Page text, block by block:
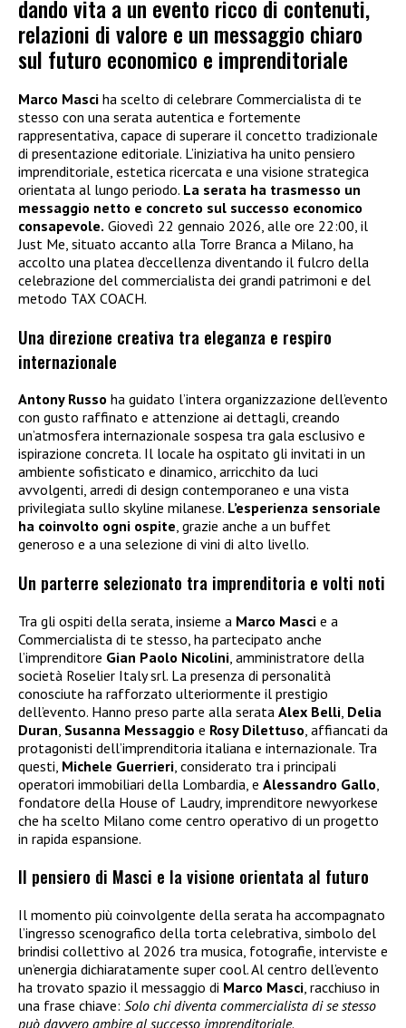
dando vita a un evento ricco di contenuti,
relazioni di valore e un messaggio chiaro
sul futuro economico e imprenditoriale
Marco Masci ha scelto di celebrare Commercialista di te
stesso con una serata autentica e fortemente
rappresentativa, capace di superare il concetto tradizionale
di presentazione editoriale. L’iniziativa ha unito pensiero
imprenditoriale, estetica ricercata e una visione strategica
orientata al lungo periodo. La serata ha trasmesso un
messaggio netto e concreto sul successo economico
consapevole. Giovedì 22 gennaio 2026, alle ore 22:00, il
Just Me, situato accanto alla Torre Branca a Milano, ha
accolto una platea d’eccellenza diventando il fulcro della
celebrazione del commercialista dei grandi patrimoni e del
metodo TAX COACH.
Una direzione creativa tra eleganza e respiro
internazionale
Antony Russo ha guidato l’intera organizzazione dell’evento
con gusto raffinato e attenzione ai dettagli, creando
un’atmosfera internazionale sospesa tra gala esclusivo e
ispirazione concreta. Il locale ha ospitato gli invitati in un
ambiente sofisticato e dinamico, arricchito da luci
avvolgenti, arredi di design contemporaneo e una vista
privilegiata sullo skyline milanese. L’esperienza sensoriale
ha coinvolto ogni ospite, grazie anche a un buffet
generoso e a una selezione di vini di alto livello.
Un parterre selezionato tra imprenditoria e volti noti
Tra gli ospiti della serata, insieme a Marco Masci e a
Commercialista di te stesso, ha partecipato anche
l’imprenditore Gian Paolo Nicolini , amministratore della
società Roselier Italy srl. La presenza di personalità
conosciute ha rafforzato ulteriormente il prestigio
dell’evento. Hanno preso parte alla serata Alex Belli Delia
Duran Susanna Messaggio e Rosy Dilettuso , affiancati da
protagonisti dell’imprenditoria italiana e internazionale. Tra
questi, Michele Guerrieri , considerato tra i principali
operatori immobiliari della Lombardia, e Alessandro Gallo
fondatore della House of Laudry, imprenditore newyorkese
che ha scelto Milano come centro operativo di un progetto
in rapida espansione.
Il pensiero di Masci e la visione orientata al futuro
Il momento più coinvolgente della serata ha accompagnato
l’ingresso scenografico della torta celebrativa, simbolo del
brindisi collettivo al 2026 tra musica, fotografie, interviste e
un’energia dichiaratamente super cool. Al centro dell’evento
ha trovato spazio il messaggio di Marco Masci, racchiuso in
una frase chiave: Solo chi diventa commercialista di se stesso
può davvero ambire al successo imprenditoriale.